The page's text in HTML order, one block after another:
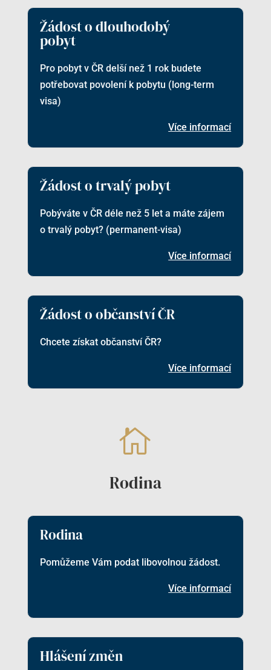
Žádost o dlouhodobý
pobyt
Pro pobyt v ČR delší než 1 rok budete
potřebovat povolení k pobytu (long-term
visa)
Více informací
Žádost o trvalý pobyt
Pobýváte v ČR déle než 5 let a máte zájem
o trvalý pobyt? (permanent-visa)
Více informací
Žádost o občanství ČR
Chcete získat občanství ČR?
Více informací

Rodina
Rodina
Pomůžeme Vám podat libovolnou žádost.
Více informací
Hlášení změn